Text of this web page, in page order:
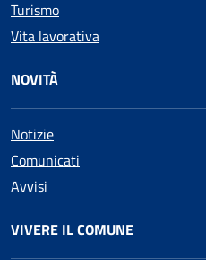
Turismo
Vita lavorativa
NOVITÀ
Notizie
Comunicati
Avvisi
VIVERE IL COMUNE